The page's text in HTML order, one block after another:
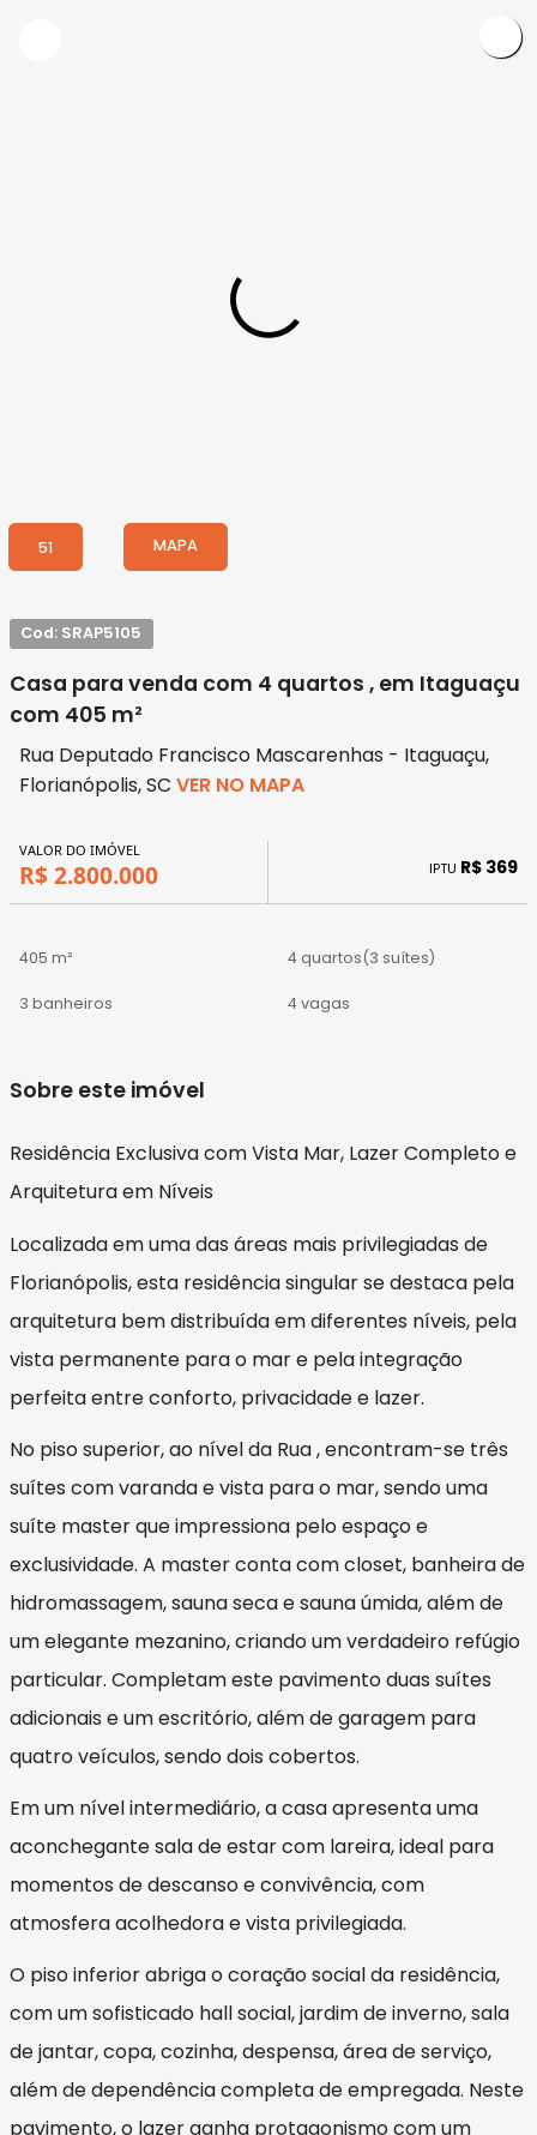
51 MAPA
Cod: SRAP5105
Casa para venda com 4 quartos , em Itaguaçu
com 405 m²
Rua Deputado Francisco Mascarenhas - Itaguaçu,
Florianópolis, SC VER NO MAPA
VALOR DO IMÓVEL
R$ 2.800.000 IPTU R$ 369
405 m² 4 quartos(3 suítes)
3 banheiros 4 vagas
Sobre este imóvel
Residência Exclusiva com Vista Mar, Lazer Completo e
Arquitetura em Níveis
Localizada em uma das áreas mais privilegiadas de
Florianópolis, esta residência singular se destaca pela
arquitetura bem distribuída em diferentes níveis, pela
vista permanente para o mar e pela integração
perfeita entre conforto, privacidade e lazer.
No piso superior, ao nível da Rua , encontram-se três
suítes com varanda e vista para o mar, sendo uma
suíte master que impressiona pelo espaço e
exclusividade. A master conta com closet, banheira de
hidromassagem, sauna seca e sauna úmida, além de
um elegante mezanino, criando um verdadeiro refúgio
particular. Completam este pavimento duas suítes
adicionais e um escritório, além de garagem para
quatro veículos, sendo dois cobertos.
Em um nível intermediário, a casa apresenta uma
aconchegante sala de estar com lareira, ideal para
momentos de descanso e convivência, com
atmosfera acolhedora e vista privilegiada.
O piso inferior abriga o coração social da residência,
com um sofisticado hall social, jardim de inverno, sala
de jantar, copa, cozinha, despensa, área de serviço,
além de dependência completa de empregada. Neste
pavimento, o lazer ganha protagonismo com um